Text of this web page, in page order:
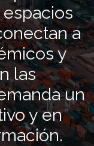
a
y
las
un
y en